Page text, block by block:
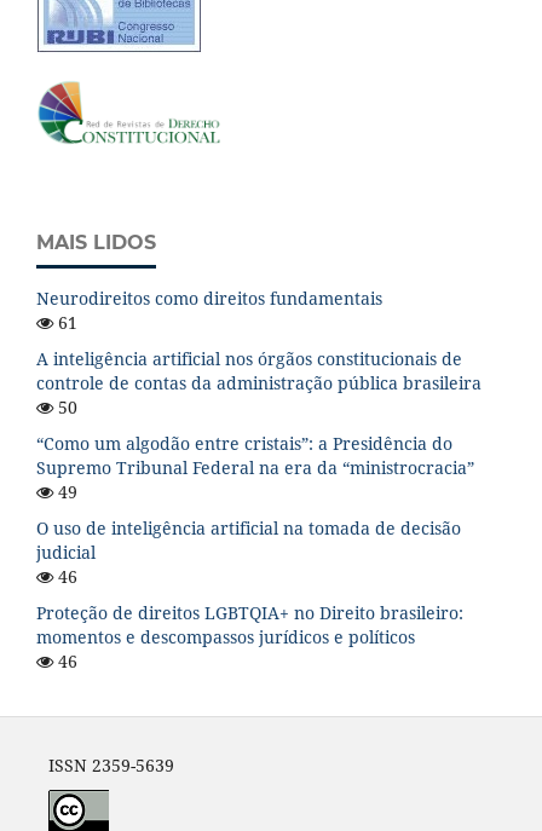
MAIS LIDOS
Neurodireitos como direitos fundamentais
61
A inteligência artificial nos órgãos constitucionais de
controle de contas da administração pública brasileira
50
“Como um algodão entre cristais”: a Presidência do
Supremo Tribunal Federal na era da “ministrocracia”
49
O uso de inteligência artificial na tomada de decisão
judicial
46
Proteção de direitos LGBTQIA+ no Direito brasileiro:
momentos e descompassos jurídicos e políticos
46
ISSN 2359-5639